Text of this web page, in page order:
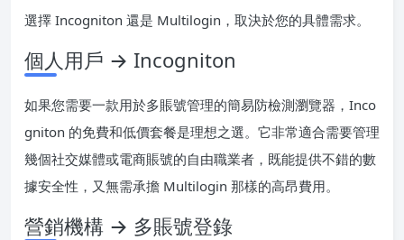
選擇 Incogniton 還是 Multilogin，取決於您的具體需求。
個人用戶 → Incogniton
如果您需要一款用於多賬號管理的簡易防檢測瀏覽器，Inco
gniton 的免費和低價套餐是理想之選。它非常適合需要管理
幾個社交媒體或電商賬號的自由職業者，既能提供不錯的數
據安全性，又無需承擔 Multilogin 那樣的高昂費用。
營銷機構 → 多賬號登錄